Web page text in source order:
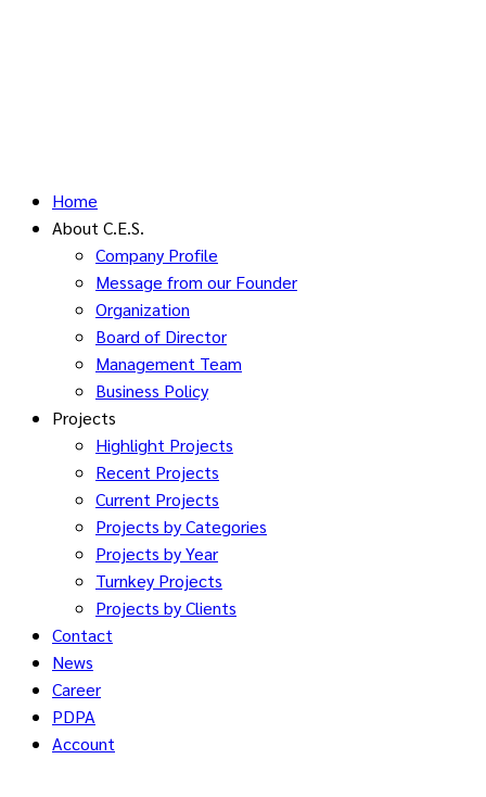
Home
About C.E.S.
Company Profile
Message from our Founder
Organization
Board of Director
Management Team
Business Policy
Projects
Highlight Projects
Recent Projects
Current Projects
Projects by Categories
Projects by Year
Turnkey Projects
Projects by Clients
Contact
News
Career
PDPA
Account